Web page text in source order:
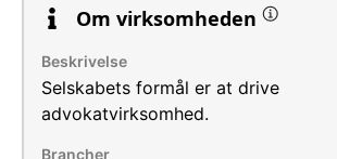
Om virksomheden
Beskrivelse
Selskabets formål er at drive
advokatvirksomhed.
Brancher